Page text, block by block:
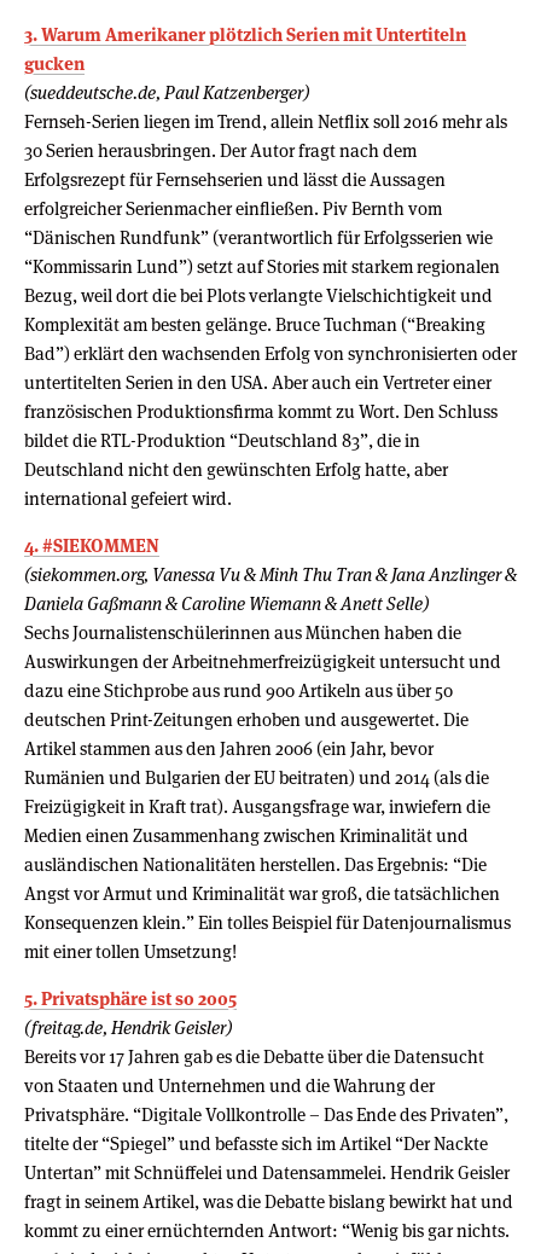
3. Warum Amerikaner plötzlich Serien mit Untertiteln
gucken
(sueddeutsche.de, Paul Katzenberger)
Fernseh-Serien liegen im Trend, allein Netflix soll 2016 mehr als
30 Serien herausbringen. Der Autor fragt nach dem
Erfolgsrezept für Fernsehserien und lässt die Aussagen
erfolgreicher Serienmacher einfließen. Piv Bernth vom
“Dänischen Rundfunk” (verantwortlich für Erfolgsserien wie
“Kommissarin Lund”) setzt auf Stories mit starkem regionalen
Bezug, weil dort die bei Plots verlangte Vielschichtigkeit und
Komplexität am besten gelänge. Bruce Tuchman (“Breaking
Bad”) erklärt den wachsenden Erfolg von synchronisierten oder
untertitelten Serien in den USA. Aber auch ein Vertreter einer
französischen Produktionsfirma kommt zu Wort. Den Schluss
bildet die RTL-Produktion “Deutschland 83”, die in
Deutschland nicht den gewünschten Erfolg hatte, aber
international gefeiert wird.
4. #SIEKOMMEN
(siekommen.org, Vanessa Vu & Minh Thu Tran & Jana Anzlinger &
Daniela Gaßmann & Caroline Wiemann & Anett Selle)
Sechs Journalistenschülerinnen aus München haben die
Auswirkungen der Arbeitnehmerfreizügigkeit untersucht und
dazu eine Stichprobe aus rund 900 Artikeln aus über 50
deutschen Print-Zeitungen erhoben und ausgewertet. Die
Artikel stammen aus den Jahren 2006 (ein Jahr, bevor
Rumänien und Bulgarien der EU beitraten) und 2014 (als die
Freizügigkeit in Kraft trat). Ausgangsfrage war, inwiefern die
Medien einen Zusammenhang zwischen Kriminalität und
ausländischen Nationalitäten herstellen. Das Ergebnis: “Die
Angst vor Armut und Kriminalität war groß, die tatsächlichen
Konsequenzen klein.” Ein tolles Beispiel für Datenjournalismus
mit einer tollen Umsetzung!
5. Privatsphäre ist so 2005
(freitag.de, Hendrik Geisler)
Bereits vor 17 Jahren gab es die Debatte über die Datensucht
von Staaten und Unternehmen und die Wahrung der
Privatsphäre. “Digitale Vollkontrolle – Das Ende des Privaten”,
titelte der “Spiegel” und befasste sich im Artikel “Der Nackte
Untertan” mit Schnüffelei und Datensammelei. Hendrik Geisler
fragt in seinem Artikel, was die Debatte bislang bewirkt hat und
kommt zu einer ernüchternden Antwort: “Wenig bis gar nichts.